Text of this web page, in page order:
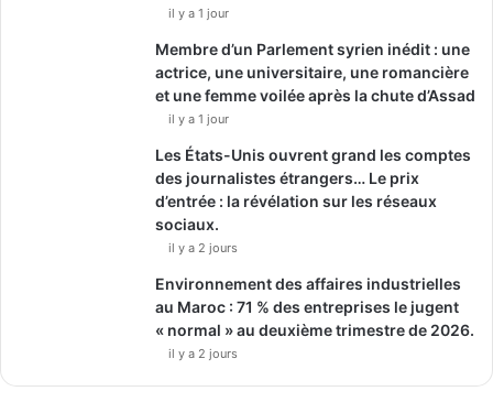
il y a 1 jour
Membre d’un Parlement syrien inédit : une
actrice, une universitaire, une romancière
et une femme voilée après la chute d’Assad
il y a 1 jour
Les États-Unis ouvrent grand les comptes
des journalistes étrangers… Le prix
d’entrée : la révélation sur les réseaux
sociaux.
il y a 2 jours
Environnement des affaires industrielles
au Maroc : 71 % des entreprises le jugent
« normal » au deuxième trimestre de 2026.
il y a 2 jours